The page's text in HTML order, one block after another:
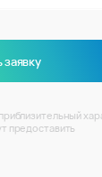
заявку
предоставить